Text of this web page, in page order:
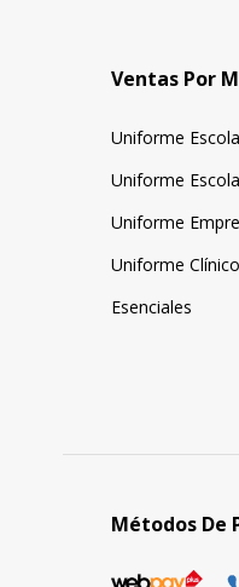
Ventas Por
Uniforme
Uniforme
Uniforme
Uniforme Clínico
Esenciales
Métodos De